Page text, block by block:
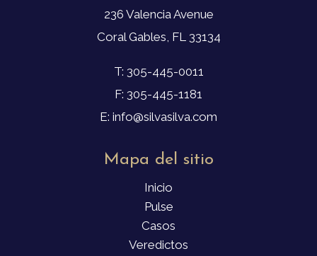
236 Valencia Avenue
Coral Gables, FL 33134
T: 305-445-0011
F: 305-445-1181
E: info@silvasilva.com
Mapa del sitio
Inicio
Pulse
Casos
Veredictos